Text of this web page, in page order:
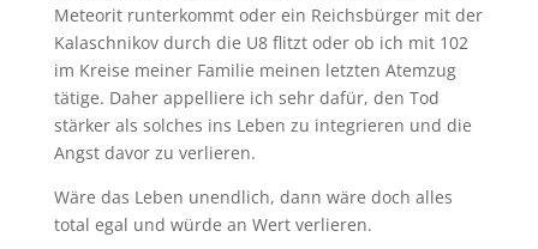
Meteorit runterkommt oder ein Reichsbürger mit der
Kalaschnikov durch die U8 flitzt oder ob ich mit 102
im Kreise meiner Familie meinen letzten Atemzug
tätige. Daher appelliere ich sehr dafür, den Tod
stärker als solches ins Leben zu integrieren und die
Angst davor zu verlieren.
Wäre das Leben unendlich, dann wäre doch alles
total egal und würde an Wert verlieren.